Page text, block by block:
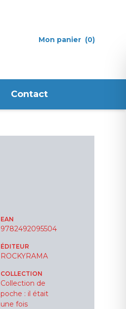
Mon panier (0)
Contact
EAN
9782492095504
ÉDITEUR
ROCKYRAMA
COLLECTION
Collection de
poche : il était
une fois